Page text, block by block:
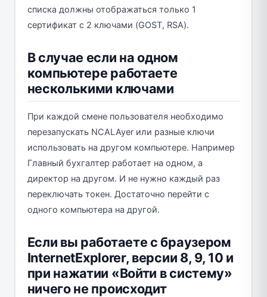
списка должны отображаться только 1
сертификат с 2 ключами (GOST, RSA).
В случае если на одном
компьютере работаете
несколькими ключами
При каждой смене пользователя необходимо
перезапускать NCALAyer или разные ключи
использовать на другом компьютере. Например
Главный бухгалтер работает на одном, а
директор на другом. И не нужно каждый раз
переключать токен. Достаточно перейти с
одного компьютера на другой.
Если вы работаете с браузером
InternetExplorer, версии 8, 9, 10 и
при нажатии «Войти в систему»
ничего не происходит